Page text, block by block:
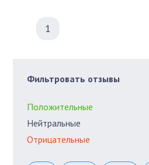
1
Фильтровать отзывы
Положительные
Нейтральные
Отрицательные